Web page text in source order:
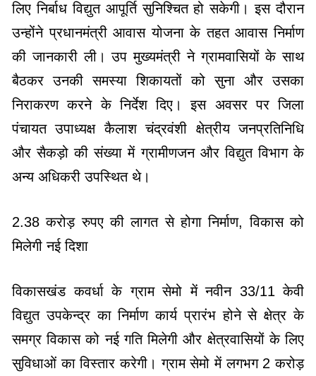
लिए निर्बाध विद्युत आपूर्ति सुनिश्चित हो सकेगी। इस दौरान
उन्होंने प्रधानमंत्री आवास योजना के तहत आवास निर्माण
की जानकारी ली। उप मुख्यमंत्री ने ग्रामवासियों के साथ
बैठकर उनकी समस्या शिकायतों को सुना और उसका
निराकरण करने के निर्देश दिए। इस अवसर पर जिला
पंचायत उपाध्यक्ष कैलाश चंद्रवंशी क्षेत्रीय जनप्रतिनिधि
और सैकड़ो की संख्या में ग्रामीणजन और विद्युत विभाग के
अन्य अधिकरी उपस्थित थे।
2.38 करोड़ रुपए की लागत से होगा निर्माण, विकास को
मिलेगी नई दिशा
विकासखंड कवर्धा के ग्राम सेमो में नवीन 33/11 केवी
विद्युत उपकेन्द्र का निर्माण कार्य प्रारंभ होने से क्षेत्र के
समग्र विकास को नई गति मिलेगी और क्षेत्रवासियों के लिए
सुविधाओं का विस्तार करेगी। ग्राम सेमो में लगभग 2 करोड़